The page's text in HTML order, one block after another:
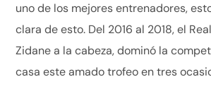
uno de los mejores entrenadores,
clara de esto. Del 2016 al 2018, el
Zidane a la cabeza, dominó la
casa este amado trofeo en tres